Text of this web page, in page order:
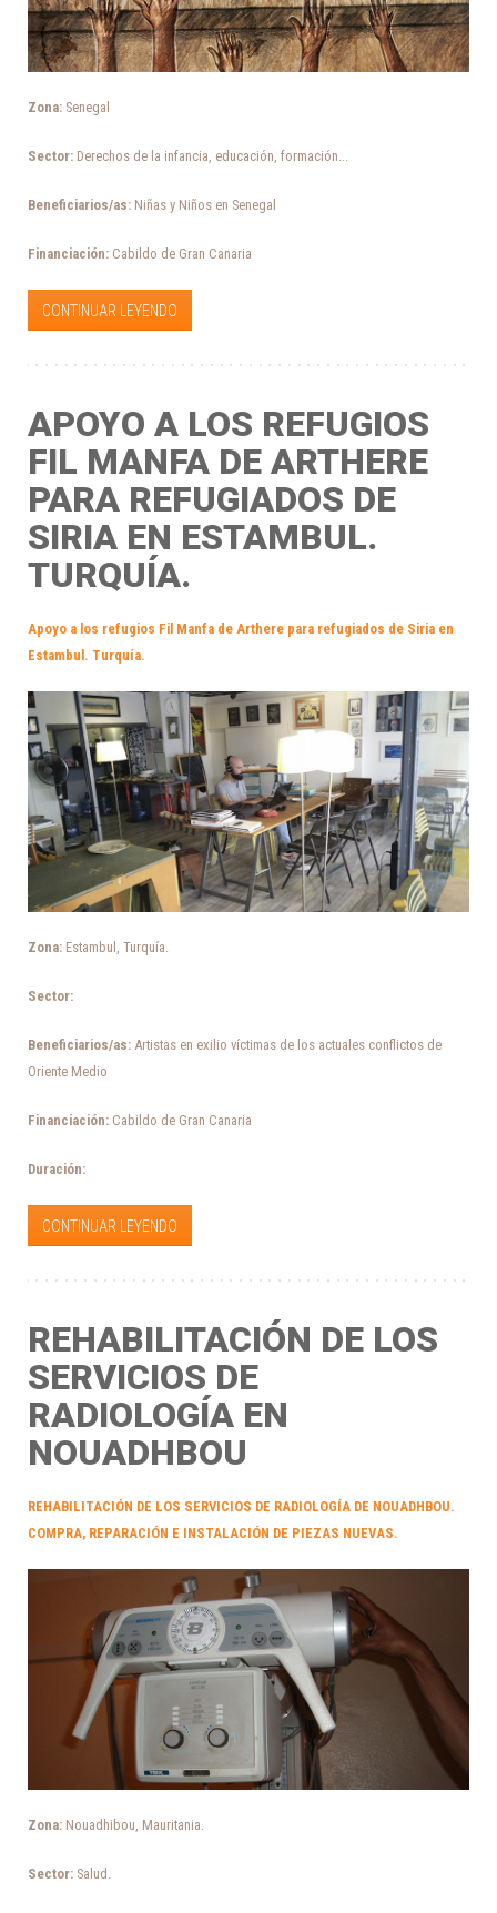
Zona: Senegal
Sector: Derechos de la infancia, educación, formación...
Beneficiarios/as: Niñas y Niños en Senegal
Financiación: Cabildo de Gran Canaria
CONTINUAR LEYENDO
APOYO A LOS REFUGIOS
FIL MANFA DE ARTHERE
PARA REFUGIADOS DE
SIRIA EN ESTAMBUL.
TURQUÍA.
Apoyo a los refugios Fil Manfa de Arthere para refugiados de Siria en
Estambul. Turquía.
Zona: Estambul, Turquía.
Sector:
Beneficiarios/as: Artistas en exilio víctimas de los actuales conflictos de
Oriente Medio
Financiación: Cabildo de Gran Canaria
Duración:
CONTINUAR LEYENDO
REHABILITACIÓN DE LOS
SERVICIOS DE
RADIOLOGÍA EN
NOUADHBOU
REHABILITACIÓN DE LOS SERVICIOS DE RADIOLOGÍA DE NOUADHBOU.
COMPRA, REPARACIÓN E INSTALACIÓN DE PIEZAS NUEVAS.
Zona: Nouadhibou, Mauritania.
Sector: Salud.